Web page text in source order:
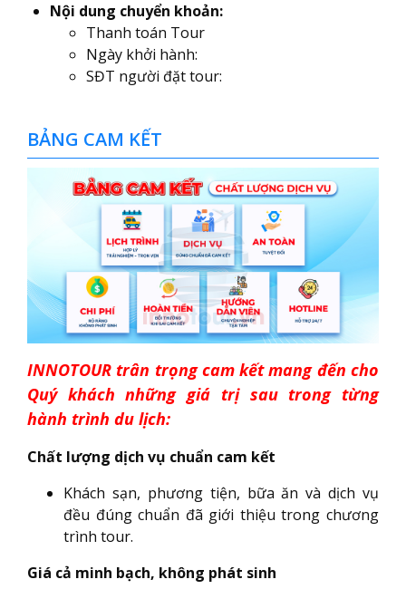
Nội dung chuyển khoản:
Thanh toán Tour
Ngày khởi hành:
SĐT người đặt tour:
BẢNG CAM KẾT
INNOTOUR trân trọng cam kết mang đến cho
Quý khách những giá trị sau trong từng
hành trình du lịch:
Chất lượng dịch vụ chuẩn cam kết
Khách sạn, phương tiện, bữa ăn và dịch vụ
đều đúng chuẩn đã giới thiệu trong chương
trình tour.
Giá cả minh bạch, không phát sinh